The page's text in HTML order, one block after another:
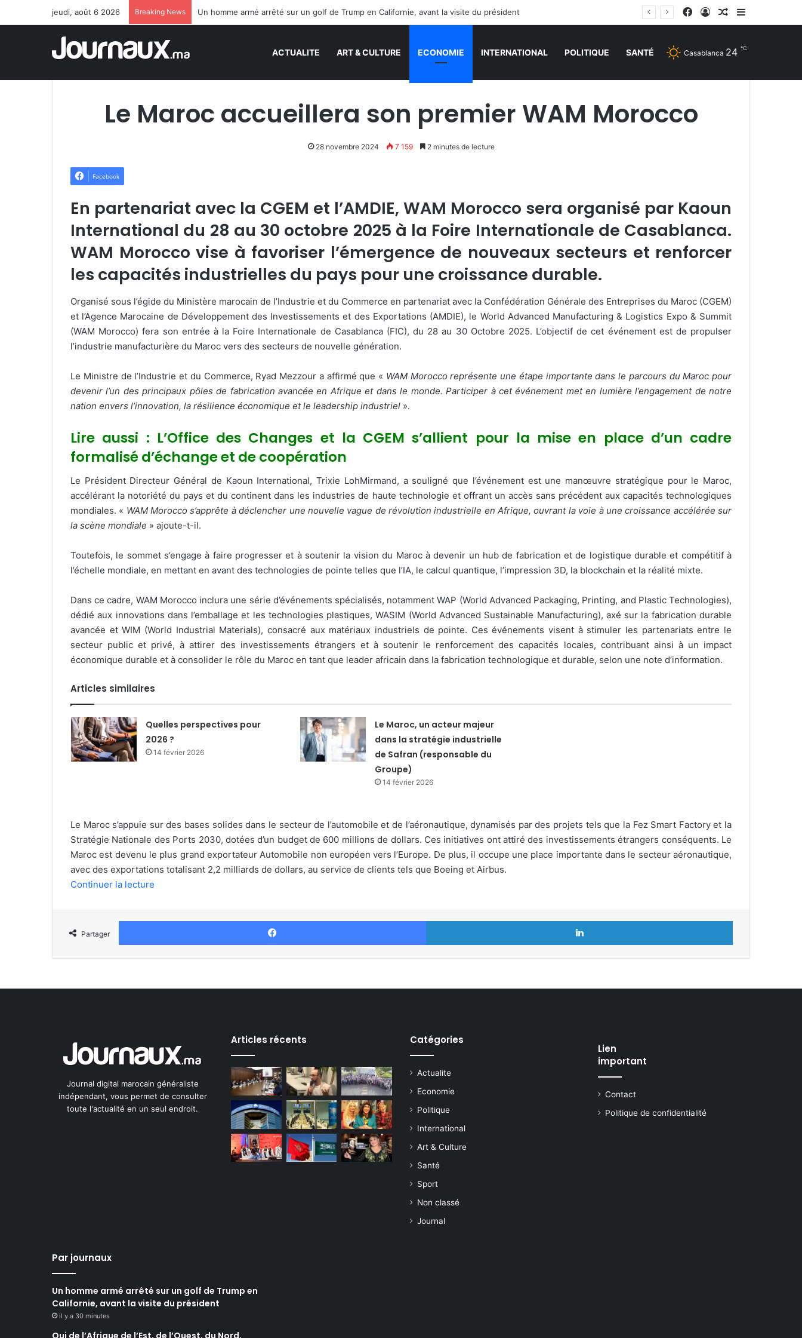
jeudi, août 6 2026 Breaking News Un homme armé arrêté sur un golf de Trump en Californie, avant la visite du président Facebook
Connexion
Article Aléatoire
Sidebar
ACTUALITE ART & CULTURE ECONOMIE INTERNATIONAL POLITIQUE SANTÉ Casablanca 24 ℃
Le Maroc accueillera son premier WAM Morocco
28 novembre 2024 7 159 2 minutes de lecture
Facebook
En partenariat avec la CGEM et l’AMDIE, WAM Morocco sera organisé par Kaoun
International du 28 au 30 octobre 2025 à la Foire Internationale de Casablanca.
WAM Morocco vise à favoriser l’émergence de nouveaux secteurs et renforcer
les capacités industrielles du pays pour une croissance durable.
Organisé sous l’égide du Ministère marocain de l’Industrie et du Commerce en partenariat avec la Confédération Générale des Entreprises du Maroc (CGEM)
et l’Agence Marocaine de Développement des Investissements et des Exportations (AMDIE), le World Advanced Manufacturing & Logistics Expo & Summit
(WAM Morocco) fera son entrée à la Foire Internationale de Casablanca (FIC), du 28 au 30 Octobre 2025. L’objectif de cet événement est de propulser
l’industrie manufacturière du Maroc vers des secteurs de nouvelle génération.
Le Ministre de l’Industrie et du Commerce, Ryad Mezzour a affirmé que « WAM Morocco représente une étape importante dans le parcours du Maroc pour
devenir l’un des principaux pôles de fabrication avancée en Afrique et dans le monde. Participer à cet événement met en lumière l’engagement de notre
nation envers l’innovation, la résilience économique et le leadership industriel ».
Lire aussi : L’Office des Changes et la CGEM s’allient pour la mise en place d’un cadre
formalisé d’échange et de coopération
Le Président Directeur Général de Kaoun International, Trixie LohMirmand, a souligné que l’événement est une manœuvre stratégique pour le Maroc,
accélérant la notoriété du pays et du continent dans les industries de haute technologie et offrant un accès sans précédent aux capacités technologiques
mondiales. « WAM Morocco s’apprête à déclencher une nouvelle vague de révolution industrielle en Afrique, ouvrant la voie à une croissance accélérée sur
la scène mondiale » ajoute-t-il.
Toutefois, le sommet s’engage à faire progresser et à soutenir la vision du Maroc à devenir un hub de fabrication et de logistique durable et compétitif à
l’échelle mondiale, en mettant en avant des technologies de pointe telles que l’IA, le calcul quantique, l’impression 3D, la blockchain et la réalité mixte.
Dans ce cadre, WAM Morocco inclura une série d’événements spécialisés, notamment WAP (World Advanced Packaging, Printing, and Plastic Technologies),
dédié aux innovations dans l’emballage et les technologies plastiques, WASIM (World Advanced Sustainable Manufacturing), axé sur la fabrication durable
avancée et WIM (World Industrial Materials), consacré aux matériaux industriels de pointe. Ces événements visent à stimuler les partenariats entre le
secteur public et privé, à attirer des investissements étrangers et à soutenir le renforcement des capacités locales, contribuant ainsi à un impact
économique durable et à consolider le rôle du Maroc en tant que leader africain dans la fabrication technologique et durable, selon une note d’information.
Articles similaires
Quelles perspectives pour
2026 ?
14 février 2026
Le Maroc, un acteur majeur
dans la stratégie industrielle
de Safran (responsable du
Groupe)
14 février 2026
Le Maroc s’appuie sur des bases solides dans le secteur de l’automobile et de l’aéronautique, dynamisés par des projets tels que la Fez Smart Factory et la
Stratégie Nationale des Ports 2030, dotées d’un budget de 600 millions de dollars. Ces initiatives ont attiré des investissements étrangers conséquents. Le
Maroc est devenu le plus grand exportateur Automobile non européen vers l’Europe. De plus, il occupe une place importante dans le secteur aéronautique,
avec des exportations totalisant 2,2 milliards de dollars, au service de clients tels que Boeing et Airbus.
Continuer la lecture
Partager
Facebook Linkedin
Journal digital marocain généraliste
indépendant, vous permet de consulter
toute l'actualité en un seul endroit.
Articles récents Catégories
Actualite
Economie
Politique
International
Art & Culture
Santé
Sport
Non classé
Journal
Lien
important
Contact
Politique de confidentialité
Par journaux
Un homme armé arrêté sur un golf de Trump en
Californie, avant la visite du président
il y a 30 minutes
Qui de l’Afrique de l’Est, de l’Ouest, du Nord,